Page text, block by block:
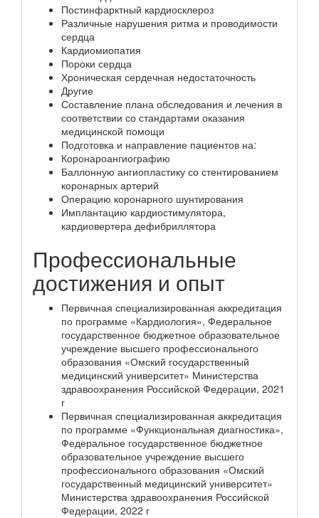
Постинфарктный кардиосклероз
Различные нарушения ритма и проводимости
сердца
Кардиомиопатия
Пороки сердца
Хроническая сердечная недостаточность
Другие
Составление плана обследования и лечения в
соответствии со стандартами оказания
медицинской помощи
Подготовка и направление пациентов на:
Коронароангиографию
Баллонную ангиопластику со стентированием
коронарных артерий
Операцию коронарного шунтирования
Имплантацию кардиостимулятора,
кардиовертера дефибриллятора
Профессиональные
достижения и опыт
Первичная специализированная аккредитация
по программе «Кардиология», Федеральное
государственное бюджетное образовательное
учреждение высшего профессионального
образования «Омский государственный
медицинский университет» Министерства
здравоохранения Российской Федерации, 2021
г
Первичная специализированная аккредитация
по программе «Функциональная диагностика»,
Федеральное государственное бюджетное
образовательное учреждение высшего
профессионального образования «Омский
государственный медицинский университет»
Министерства здравоохранения Российской
Федерации, 2022 г